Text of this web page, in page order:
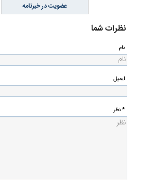
عضویت در خبرنامه
نظرات شما
نام
ایمیل
* نظر